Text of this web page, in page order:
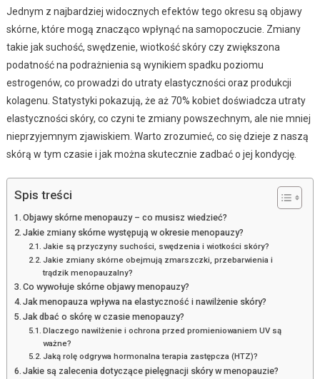
Jednym z najbardziej widocznych efektów tego okresu są objawy
skórne, które mogą znacząco wpłynąć na samopoczucie. Zmiany
takie jak suchość, swędzenie, wiotkość skóry czy zwiększona
podatność na podrażnienia są wynikiem spadku poziomu
estrogenów, co prowadzi do utraty elastyczności oraz produkcji
kolagenu. Statystyki pokazują, że aż 70% kobiet doświadcza utraty
elastyczności skóry, co czyni te zmiany powszechnym, ale nie mniej
nieprzyjemnym zjawiskiem. Warto zrozumieć, co się dzieje z naszą
skórą w tym czasie i jak można skutecznie zadbać o jej kondycję.
Spis treści
Objawy skórne menopauzy – co musisz wiedzieć?
Jakie zmiany skórne występują w okresie menopauzy?
Jakie są przyczyny suchości, swędzenia i wiotkości skóry?
Jakie zmiany skórne obejmują zmarszczki, przebarwienia i
trądzik menopauzalny?
Co wywołuje skórne objawy menopauzy?
Jak menopauza wpływa na elastyczność i nawilżenie skóry?
Jak dbać o skórę w czasie menopauzy?
Dlaczego nawilżenie i ochrona przed promieniowaniem UV są
ważne?
Jaką rolę odgrywa hormonalna terapia zastępcza (HTZ)?
Jakie są zalecenia dotyczące pielęgnacji skóry w menopauzie?